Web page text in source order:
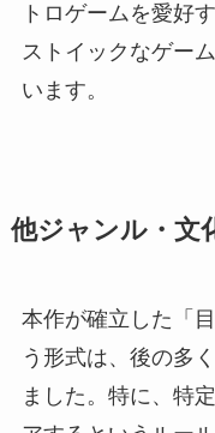
トロゲームを愛好
ストイックなゲー
います。
他ジャンル・文
本作が確立した「
う形式は、後の多
ました。特に、特